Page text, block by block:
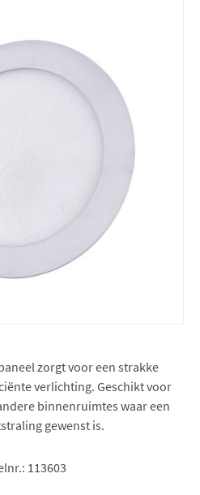
zorgt voor een strakke
verlichting. Geschikt voor
binnenruimtes waar een
gewenst is.
113603